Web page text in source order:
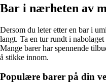
Bar i nærheten av
Dersom du leter etter en bar i
langt. Ta en tur rundt i
Mange barer har spennende
å stikke innom.
Populære barer på din